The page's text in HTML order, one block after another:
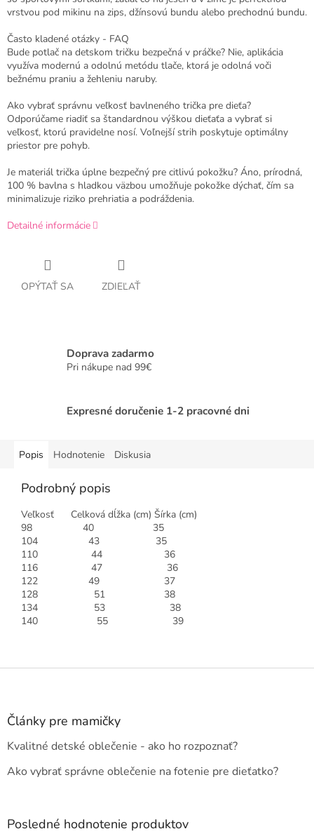
vrstvou pod mikinu na zips, džínsovú bundu alebo prechodnú bundu.
Často kladené otázky - FAQ
Bude potlač na detskom tričku bezpečná v práčke? Nie, aplikácia
využíva modernú a odolnú metódu tlače, ktorá je odolná voči
bežnému praniu a žehleniu naruby.
Ako vybrať správnu veľkosť bavlneného trička pre dieťa?
Odporúčame riadiť sa štandardnou výškou dieťaťa a vybrať si
veľkosť, ktorú pravidelne nosí. Voľnejší strih poskytuje optimálny
priestor pre pohyb.
Je materiál trička úplne bezpečný pre citlivú pokožku? Áno, prírodná,
100 % bavlna s hladkou väzbou umožňuje pokožke dýchať, čím sa
minimalizuje riziko prehriatia a podráždenia.
Detailné informácie
OPÝTAŤ SA ZDIEĽAŤ
Doprava zadarmo
Pri nákupe nad 99€
Expresné doručenie 1-2 pracovné dni
Popis Hodnotenie Diskusia
Podrobný popis
Veľkosť Celková dĺžka (cm) Šírka (cm)
98 40 35
104 43 35
110 44 36
116 47 36
122 49 37
128 51 38
134 53 38
140 55 39
Z
Články pre mamičky
Kvalitné detské oblečenie - ako ho rozpoznať?
Ako vybrať správne oblečenie na fotenie pre dieťatko?
Posledné hodnotenie produktov